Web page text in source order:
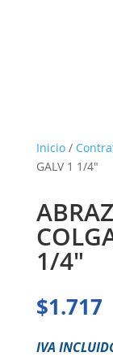
Inicio/
GALV 1 1/4″
1/4″
$1.717
IVA